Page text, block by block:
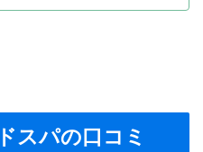
スパの口コミ